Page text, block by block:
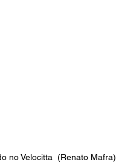
no Velocitta  (Renato Mafra)